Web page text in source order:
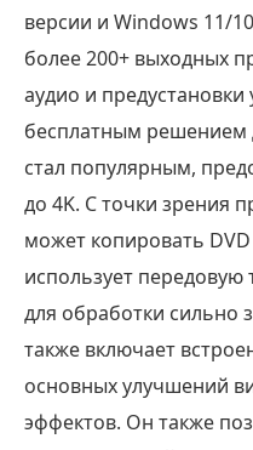
версии и Windows 11/
более 200+ выходных
аудио и предустановки
бесплатным решением
стал популярным,
до 4K. С точки зрения
может копировать
использует
для обработки сильно
также включает
основных улучшений
эффектов. Он также